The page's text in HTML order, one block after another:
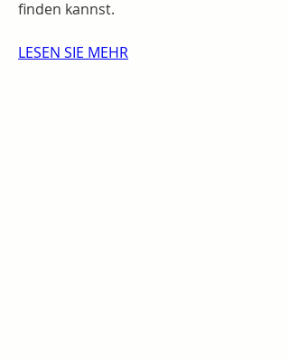
finden kannst.
LESEN SIE MEHR